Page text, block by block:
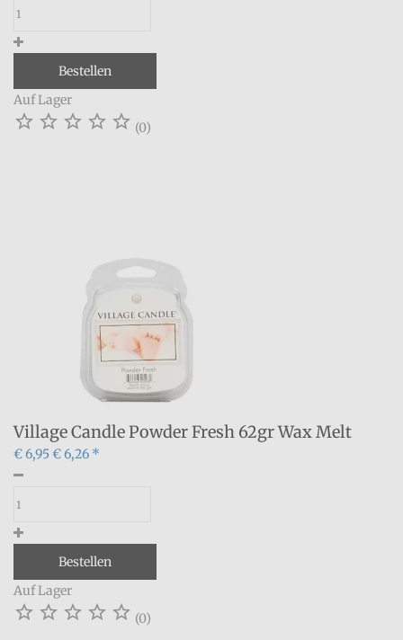
Bestellen
Auf Lager
     (0)
Village Candle Powder Fresh 62gr Wax Melt
€ 6,95€ 6,26 *
Bestellen
Auf Lager
     (0)